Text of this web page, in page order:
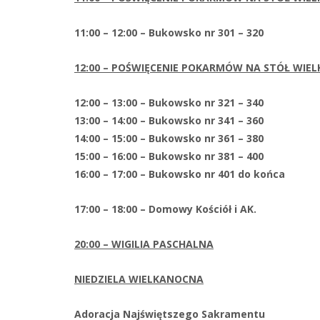
11:00 – 12:00 – Bukowsko nr 301 – 320
12:00 – POŚWIĘCENIE POKARMÓW NA STÓŁ
12:00 – 13:00 – Bukowsko nr 321 – 340
13:00 – 14:00 – Bukowsko nr 341 – 360
14:00 – 15:00 – Bukowsko nr 361 – 380
15:00 – 16:00 – Bukowsko nr 381 – 400
16:00 – 17:00 – Bukowsko nr
17:00 – 18:00 – Domowy Kościół i AK.
20:00 – WIGILIA PASCHALNA
NIEDZIELA WIELKANOCNA
Adoracja Najświętszego Sakramentu